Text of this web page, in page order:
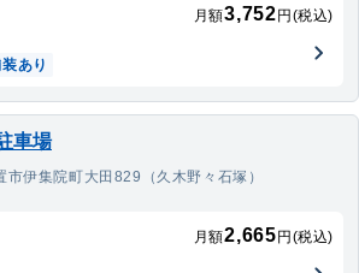
月額3,752 円(税込)
あり
車場
市伊集院町大田829（久木野々石塚）
月額2,665 円(税込)